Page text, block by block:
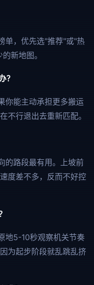
单，优先选"推荐"或"热
新地图。
？
你能主动承担更多搬运
不行退出去重新匹配。
的路段最有用。上坡前
度差不多，反而不好控
地5-10秒观察机关节奏
为起步阶段就乱跳乱挤